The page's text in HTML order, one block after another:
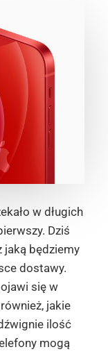
w długich
Dziś
jaką będziemy
dostawy.
się w
jakie
ilość
mogą